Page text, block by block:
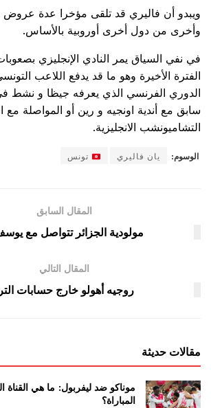
ويبدو أن فاليري قد تلقى مؤخرا عدة عروض
وأخرى من دول أخرى أوروبية بالأساس.
في نفي السياق يمر النادي الإنجليزي
الفترة الأخيرة وهو ما قد يدفع اللاعب
الدوري الفرنسي الذي يعرفه جيظا و
سابق مع أندية اونجيه و رين أو المواصلة مع
التشاميونشب الانجليزية.
الوسوم: يان فاليري تونس
المقال السابق
مولودية الجزائر تتواصل مع
المقال التالي
روجيه أهولو خارج حسابات
مقالات حديثة
موناكو ضد ليفربول: ما هي القناة
المباراة؟